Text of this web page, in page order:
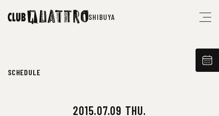
SHIBUYA
SCHEDULE
2015.07.09 THU.